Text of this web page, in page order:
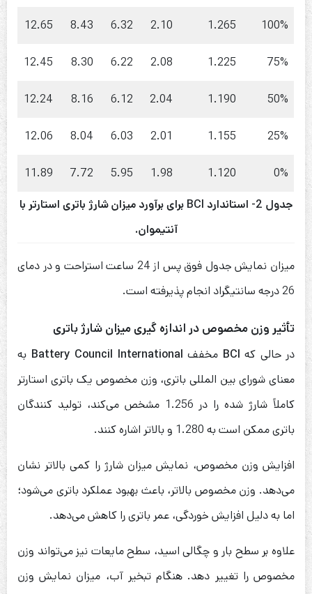
100%
1.265
2.10
6.32
8.43
12.65
75%
1.225
2.08
6.22
8.30
12.45
50%
1.190
2.04
6.12
8.16
12.24
25%
1.155
2.01
6.03
8.04
12.06
0%
1.120
1.98
5.95
7.72
11.89
جدول 2- استاندارد BCI برای برآورد میزان شارژ باتری استارتر با
آنتیموان.
میزان نمایش جدول فوق پس از 24 ساعت استراحت و در دمای
26 درجه سانتیگراد انجام پذیرفته است.
تأثیر وزن مخصوص در اندازه گیری میزان شارژ باتری
در حالی که BCI مخفف Battery Council International به
معنای شورای بین المللی باتری، وزن مخصوص یک باتری استارتر
کاملاً شارژ شده را در 1.256 مشخص می‌کند، تولید کنندگان
باتری ممکن است به 1.280 و بالاتر اشاره کنند.
افزایش وزن مخصوص، نمایش میزان شارژ را کمی بالاتر نشان
می‌دهد. وزن مخصوص بالاتر، باعث بهبود عملکرد باتری می‌شود؛
اما به دلیل افزایش خوردگی، عمر باتری را کاهش می‌دهد.
علاوه بر سطح بار و چگالی اسید، سطح مایعات نیز می‌تواند وزن
مخصوص را تغییر دهد. هنگام تبخیر آب، میزان نمایش وزن